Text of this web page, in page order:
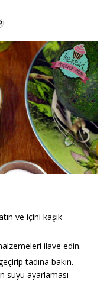
ve içini kaşık
ilave edin.
tadına bakın.
suyu ayarlaması